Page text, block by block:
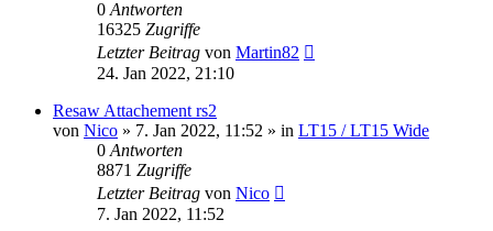
0 Antworten
16325 Zugriffe
Letzter Beitrag von Martin82
24. Jan 2022, 21:10
Resaw Attachement rs2
von Nico » 7. Jan 2022, 11:52 » in LT15 / LT15 Wide
0 Antworten
8871 Zugriffe
Letzter Beitrag von Nico
7. Jan 2022, 11:52